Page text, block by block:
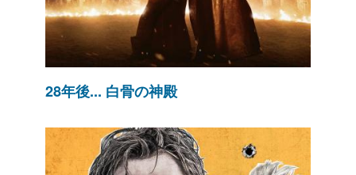
28年後... 白骨の神殿